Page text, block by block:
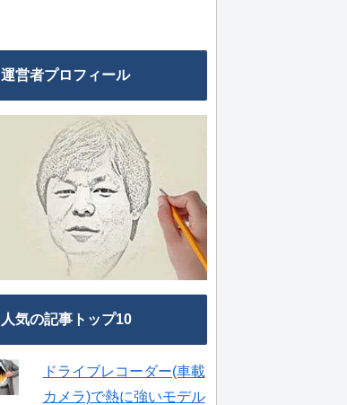
運営者プロフィール
人気の記事トップ10
ドライブレコーダー(車載
カメラ)で熱に強いモデル